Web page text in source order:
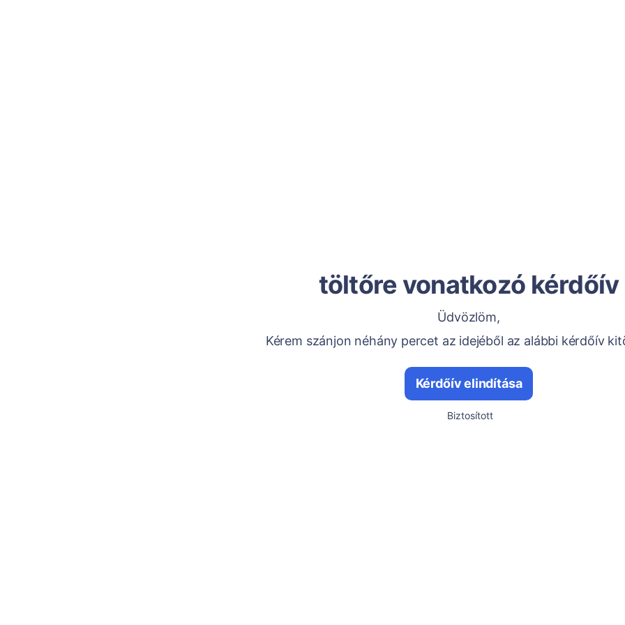
töltőre vonatkozó kérdőív
Üdvözlöm,
Kérem szánjon néhány percet az idejéből az alábbi kérdőív
Kérdőív elindítása
Biztosított